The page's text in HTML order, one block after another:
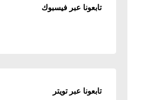
تابعونا عبر فيسبوك
تابعونا عبر تويتر